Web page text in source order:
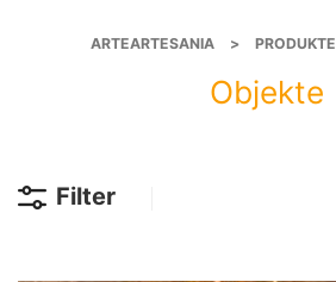
ARTEARTESANIA > PRODUKTE
Objekte
Filter